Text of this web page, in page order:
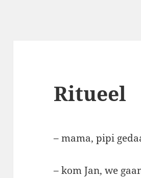
Ritueel
– mama, pipi
– kom Jan, we